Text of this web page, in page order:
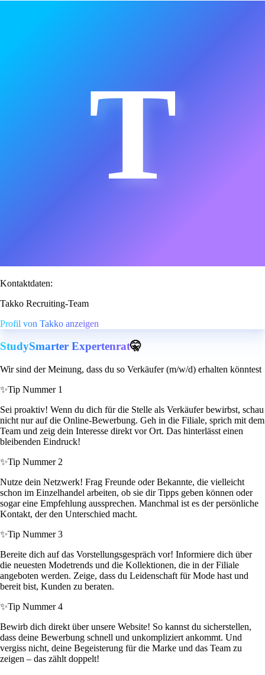
T
Kontaktdaten:
Takko Recruiting-Team
Profil von Takko anzeigen
StudySmarter Expertenrat🤫
Wir sind der Meinung, dass du so Verkäufer (m/w/d) erhalten könntest
✨Tip Nummer 1
Sei proaktiv! Wenn du dich für die Stelle als Verkäufer bewirbst, schau
nicht nur auf die Online-Bewerbung. Geh in die Filiale, sprich mit dem
Team und zeig dein Interesse direkt vor Ort. Das hinterlässt einen
bleibenden Eindruck!
✨Tip Nummer 2
Nutze dein Netzwerk! Frag Freunde oder Bekannte, die vielleicht
schon im Einzelhandel arbeiten, ob sie dir Tipps geben können oder
sogar eine Empfehlung aussprechen. Manchmal ist es der persönliche
Kontakt, der den Unterschied macht.
✨Tip Nummer 3
Bereite dich auf das Vorstellungsgespräch vor! Informiere dich über
die neuesten Modetrends und die Kollektionen, die in der Filiale
angeboten werden. Zeige, dass du Leidenschaft für Mode hast und
bereit bist, Kunden zu beraten.
✨Tip Nummer 4
Bewirb dich direkt über unsere Website! So kannst du sicherstellen,
dass deine Bewerbung schnell und unkompliziert ankommt. Und
vergiss nicht, deine Begeisterung für die Marke und das Team zu
zeigen – das zählt doppelt!